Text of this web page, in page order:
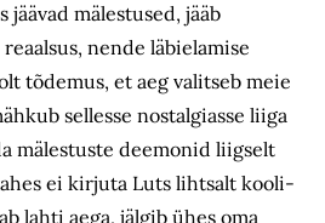
mälestused, jääb
nende läbielamise
tõdemus, et aeg valitseb meie
sellesse nostalgiasse liiga
mälestuste deemonid liigselt
ei kirjuta Luts lihtsalt kooli-
lahti aega, jälgib ühes oma